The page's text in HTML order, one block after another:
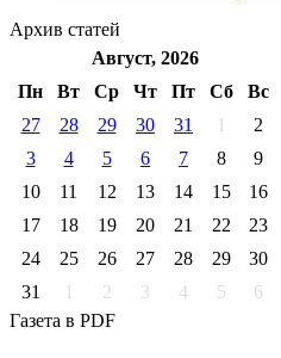
Архив статей
Август, 2026
Пн
Вт Ср Чт Пт Cб
Вс
27
28 29 30 31 1
2
3
4 5 6 7 8
9
10
11 12 13 14 15
16
17
18 19 20 21 22
23
24
25 26 27 28 29
30
31
1 2 3 4 5
6
Газета в PDF